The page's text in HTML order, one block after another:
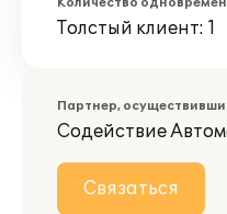
Толстый клиент: 1
Партнер,
Содействие
Связаться